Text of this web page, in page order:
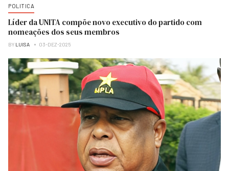
POLITICA
Líder da UNITA compõe novo executivo do partido com
nomeações dos seus membros
BY LUISA 03-DEZ-2025